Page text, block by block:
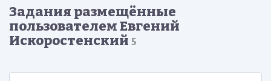
Задания размещённые
пользователем Евгений
Искоростенский 5